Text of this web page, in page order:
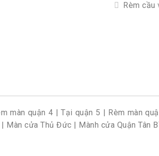
Rèm cầu
màn quận 4 |Tại quận 5 | Rèm màn
| Màn cửa Thủ Đức | Mành cửa Quận Tân